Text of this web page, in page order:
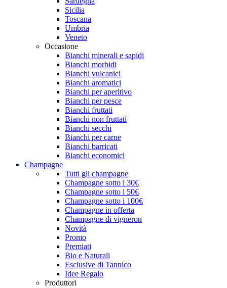
Sicilia
Toscana
Umbria
Veneto
Occasione
Bianchi minerali e sapidi
Bianchi morbidi
Bianchi vulcanici
Bianchi aromatici
Bianchi per aperitivo
Bianchi per pesce
Bianchi fruttati
Bianchi non fruttati
Bianchi secchi
Bianchi per carne
Bianchi barricati
Bianchi economici
Champagne
Tutti gli champagne
Champagne sotto i 30€
Champagne sotto i 50€
Champagne sotto i 100€
Champagne in offerta
Champagne di vigneron
Novità
Promo
Premiati
Bio e Naturali
Esclusive di Tannico
Idee Regalo
Produttori